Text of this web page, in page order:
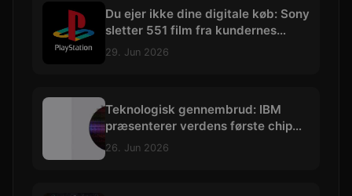
Du ejer ikke dine digitale køb: Sony
sletter 551 film fra kundernes
biblioteker
29. Jun 2026
Teknologisk gennembrud: IBM
præsenterer verdens første chip
skabt med præcision under 1 nm
26. Jun 2026